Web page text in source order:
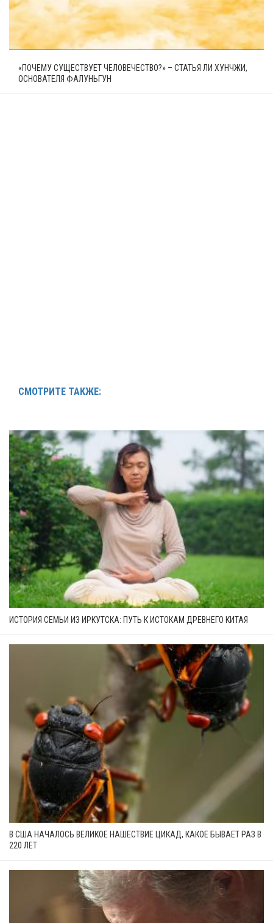
«ПОЧЕМУ СУЩЕСТВУЕТ ЧЕЛОВЕЧЕСТВО?» – СТАТЬЯ ЛИ ХУНЧЖИ,
ОСНОВАТЕЛЯ ФАЛУНЬГУН
СМОТРИТЕ ТАКЖЕ:
ИСТОРИЯ СЕМЬИ ИЗ ИРКУТСКА: ПУТЬ К ИСТОКАМ ДРЕВНЕГО КИТАЯ
В США НАЧАЛОСЬ ВЕЛИКОЕ НАШЕСТВИЕ ЦИКАД, КАКОЕ БЫВАЕТ РАЗ В
220 ЛЕТ